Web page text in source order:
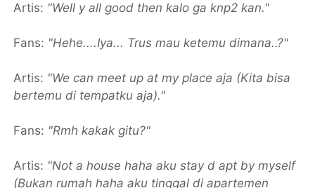
Artis: "Well y all good then kalo ga knp2 kan."
Fans: "Hehe....Iya... Trus mau ketemu dimana..?"
Artis: "We can meet up at my place aja (Kita bisa
bertemu di tempatku aja)."
Fans: "Rmh kakak gitu?"
Artis: "Not a house haha aku stay d apt by myself
(Bukan rumah haha aku tinggal di apartemen